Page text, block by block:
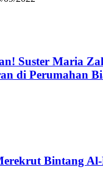
Suster Maria
di Perumahan
Bintang